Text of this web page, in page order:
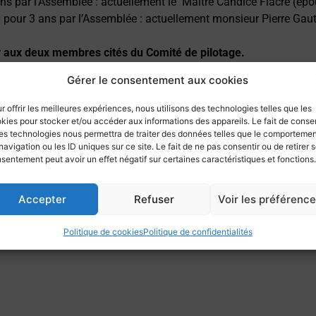
Gérer le consentement aux cookies
offrir les meilleures expériences, nous utilisons des technologies telles que les
pour stocker et/ou accéder aux informations des appareils. Le fait de
technologies nous permettra de traiter des données telles que le
ou les ID uniques sur ce site. Le fait de ne pas consentir ou de retirer
peut avoir un effet négatif sur certaines caractéristiques et fonctions.
Accepter Refuser Voir les
Politique de cookiesPolitique de confidentialités
pour 3 ans par l’Assemblée : actuellement monsieur Pierre
deux membres cités du Comité de pilotage.
peuvent dès à présent se faire connaître auprès du
annuelle pour choisir les successeurs respectifs
de mandat.
est fixée auvendredi 20 janvier 10h00.
sera alors émise pour vous présenter les membres
cette communication et bien cordialement.